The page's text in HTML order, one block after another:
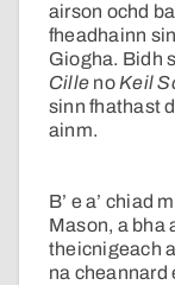
airson ochd
fheadhainn
Giogha. Bidh
Cille noKeil
sinn fhathast
ainm.
B’ e a’ chiad
Mason, a bha
theicnigeach
na cheannard